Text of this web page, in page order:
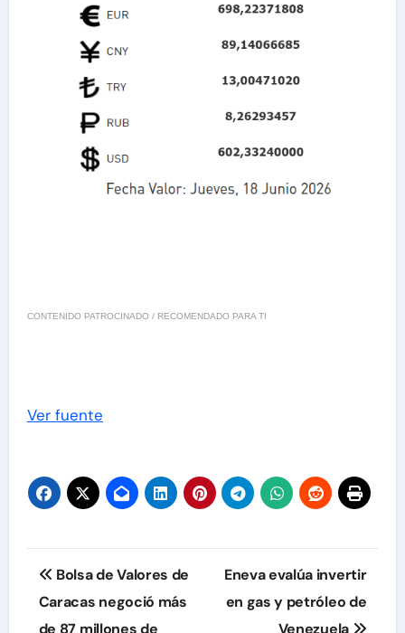
CONTENIDO PATROCINADO / RECOMENDADO PARA TI
Ver fuente
Navegación
de
Bolsa de Valores de
Caracas negoció más
Eneva evalúa invertir
en gas y petróleo de